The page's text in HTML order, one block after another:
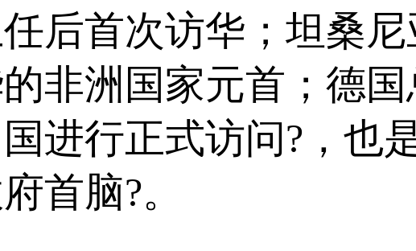
后首次访华；坦桑
非洲国家元首；德
进行正式访问?，也
首脑?。